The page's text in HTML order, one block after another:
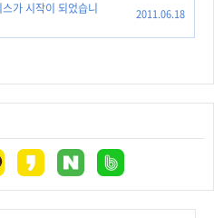
가 시작이 되었습니
2011.06.18